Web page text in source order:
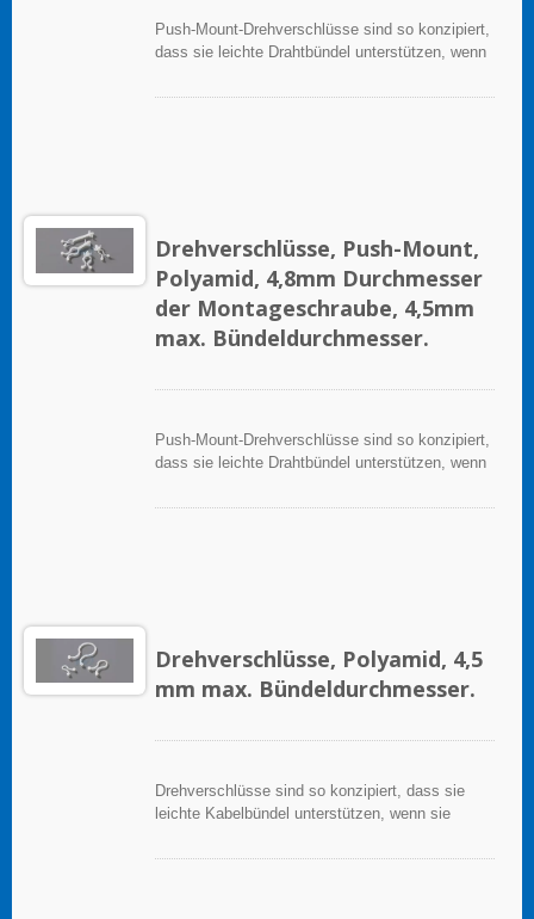
Push-Mount-Drehverschlüsse sind so konzipiert,
dass sie leichte Drahtbündel unterstützen, wenn
fettfreien Oberfläche angebracht werden.
Drehverschlüsse, Push-Mount,
Polyamid, 4,8mm Durchmesser
der Montageschraube, 4,5mm
max. Bündeldurchmesser.
Push-Mount-Drehverschlüsse sind so konzipiert,
dass sie leichte Drahtbündel unterstützen, wenn
fettfreien Oberfläche angebracht werden.
Drehverschlüsse, Polyamid, 4,5
mm max. Bündeldurchmesser.
Drehverschlüsse sind so konzipiert, dass sie
leichte Kabelbündel unterstützen, wenn sie
fettfreien Oberfläche angewendet werden.